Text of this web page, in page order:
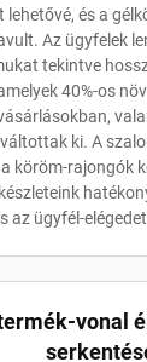
és a
Az ügyfelek
tekintve
40%-os
ki. A
köröm-rajongók
az ügyfél-
vonal